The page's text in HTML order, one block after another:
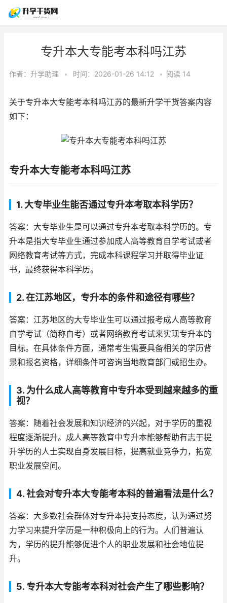
专升本大专能考本科吗江苏
作者： 升学助理 • 时间：2026-01-26 14:12 • 阅读 14
关于专升本大专能考本科吗江苏的最新升学干货答案内容
如下：
专升本大专能考本科吗江苏
1. 大专毕业生能否通过专升本考取本科学历？
答案：大专毕业生是可以通过专升本考取本科学历的。专
升本是指大专毕业生通过参加成人高等教育自学考试或者
网络教育考试等方式，完成本科课程学习并取得毕业证
书，最终获得本科学历。
2. 在江苏地区，专升本的条件和途径有哪些？
答案：江苏地区的大专毕业生可以通过报考成人高等教育
自学考试（简称自考）或者网络教育考试来实现专升本的
目标。在具体条件方面，通常考生需要具备相关的学历背
景和报名资格，详细条件可咨询当地教育部门或招生办。
3. 为什么成人高等教育中专升本受到越来越多的重
视？
答案：随着社会发展和知识经济的兴起，对于学历的重视
程度逐渐提升。成人高等教育中专升本能够帮助有志于提
升学历的人士实现自身发展目标，提高就业竞争力，拓宽
职业发展空间。
4. 社会对专升本大专能考本科的普遍看法是什么？
答案：大多数社会群体对专升本持支持态度，认为通过努
力学习来提升学历是一种积极向上的行为。人们普遍认
为，学历的提升能够促进个人的职业发展和社会地位提
升。
5. 专升本大专能考本科对社会产生了哪些影响？